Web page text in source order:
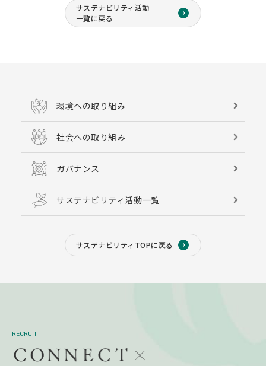
サステナビリティ活動
一覧に戻る
環境への取り組み
社会への取り組み
ガバナンス
サステナビリティ活動一覧
サステナビリティTOPに戻る
RECRUIT